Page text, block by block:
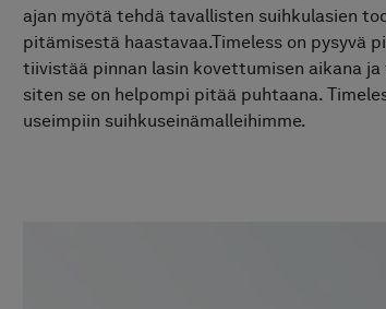
ajan myötä tehdä tavallisten suihkulasien
pitämisestä haastavaa.Timeless on pysyvä
tiivistää pinnan lasin kovettumisen aikana
siten se on helpompi pitää puhtaana.
useimpiin suihkuseinämalleihimme.